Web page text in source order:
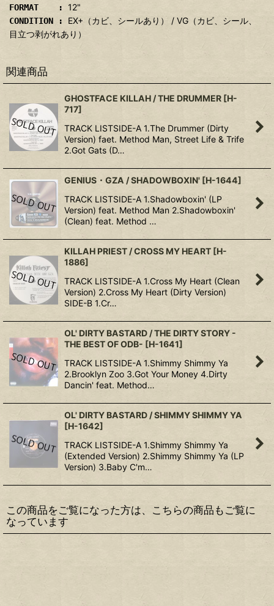
FORMAT : 12"
CONDITION : EX+（カビ、シールあり） / VG（カビ、シール、
目立つ剥がれあり）
関連商品
GHOSTFACE KILLAH / THE DRUMMER [H-
717]
TRACK LISTSIDE-A 1.The Drummer (Dirty
Version) faet. Method Man, Street Life & Trife
2.Got Gats (D…
GENIUS・GZA / SHADOWBOXIN' [H-1644]
TRACK LISTSIDE-A 1.Shadowboxin' (LP
Version) feat. Method Man 2.Shadowboxin'
(Clean) feat. Method …
KILLAH PRIEST / CROSS MY HEART [H-
1886]
TRACK LISTSIDE-A 1.Cross My Heart (Clean
Version) 2.Cross My Heart (Dirty Version)
SIDE-B 1.Cr…
OL' DIRTY BASTARD / THE DIRTY STORY -
THE BEST OF ODB- [H-1641]
TRACK LISTSIDE-A 1.Shimmy Shimmy Ya
2.Brooklyn Zoo 3.Got Your Money 4.Dirty
Dancin' feat. Method…
OL' DIRTY BASTARD / SHIMMY SHIMMY YA
[H-1642]
TRACK LISTSIDE-A 1.Shimmy Shimmy Ya
(Extended Version) 2.Shimmy Shimmy Ya (LP
Version) 3.Baby C'm…
この商品をご覧になった方は、こちらの商品もご覧に
なっています